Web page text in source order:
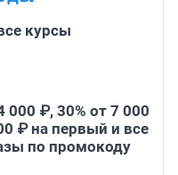
курсы
000 ₽, 30% от 7 000
₽ на первый и все
по промокоду